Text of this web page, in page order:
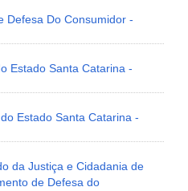
Defesa Do Consumidor -
Estado Santa Catarina -
Estado Santa Catarina -
da Justiça e Cidadania de
de Defesa do